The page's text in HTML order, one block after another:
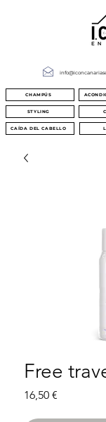
CHAMPÚS
STYLING
CAÍDA DEL CABELLO
Free
16,50 €